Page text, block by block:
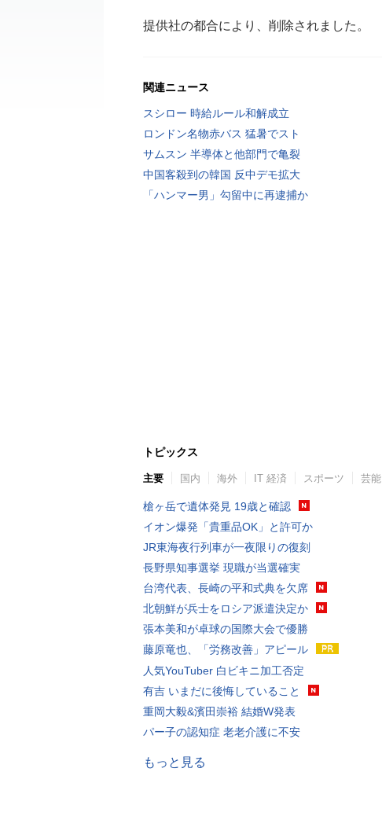
提供社の都合により、削除されました。
関連ニュース
スシロー 時給ルール和解成立
ロンドン名物赤バス 猛暑でスト
サムスン 半導体と他部門で亀裂
中国客殺到の韓国 反中デモ拡大
「ハンマー男」勾留中に再逮捕か
トピックス
主要 国内 海外 IT 経済 スポーツ 芸能
槍ヶ岳で遺体発見 19歳と確認
イオン爆発「貴重品OK」と許可か
JR東海夜行列車が一夜限りの復刻
長野県知事選挙 現職が当選確実
台湾代表、長崎の平和式典を欠席
北朝鮮が兵士をロシア派遣決定か
張本美和が卓球の国際大会で優勝
藤原竜也、「労務改善」アピール
人気YouTuber 白ビキニ加工否定
有吉 いまだに後悔していること
重岡大毅&濱田崇裕 結婚W発表
パー子の認知症 老老介護に不安
もっと見る